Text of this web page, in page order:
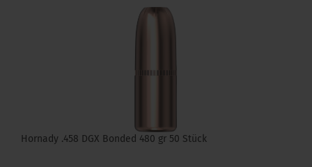
Hornady .458 DGX Bonded 480 gr 50 Stück